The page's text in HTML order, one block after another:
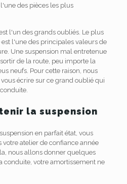
des pièces les plus
l'un des grands oubliés. Le plus
l'une des principales valeurs de
Une suspension mal entretenue
de la route, peu importe la
neufs. Pour cette raison, nous
écrire sur ce grand oublié qui
la suspension
en parfait état, vous
atelier de confiance année
nous allons donner quelques
conduite, votre amortissement ne